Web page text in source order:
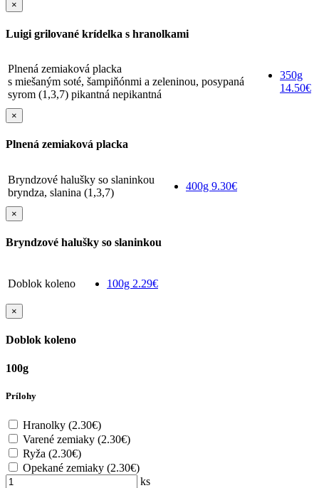
×
Luigi grilované krídelka s hranolkami
Plnená zemiaková placka
s miešaným soté, šampiňónmi a zeleninou, posypaná
syrom (1,3,7) pikantná nepikantná
350g
14.50€
×
Plnená zemiaková placka
Bryndzové halušky so slaninkou
bryndza, slanina (1,3,7)
400g 9.30€
×
Bryndzové halušky so slaninkou
Doblok koleno 100g 2.29€
×
Doblok koleno
100g
Prílohy
Hranolky (2.30€)
Varené zemiaky (2.30€)
Ryža (2.30€)
Opekané zemiaky (2.30€)
ks